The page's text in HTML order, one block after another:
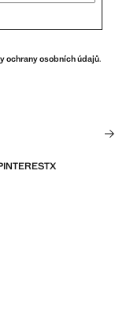
ochrany osobních údajů.
X